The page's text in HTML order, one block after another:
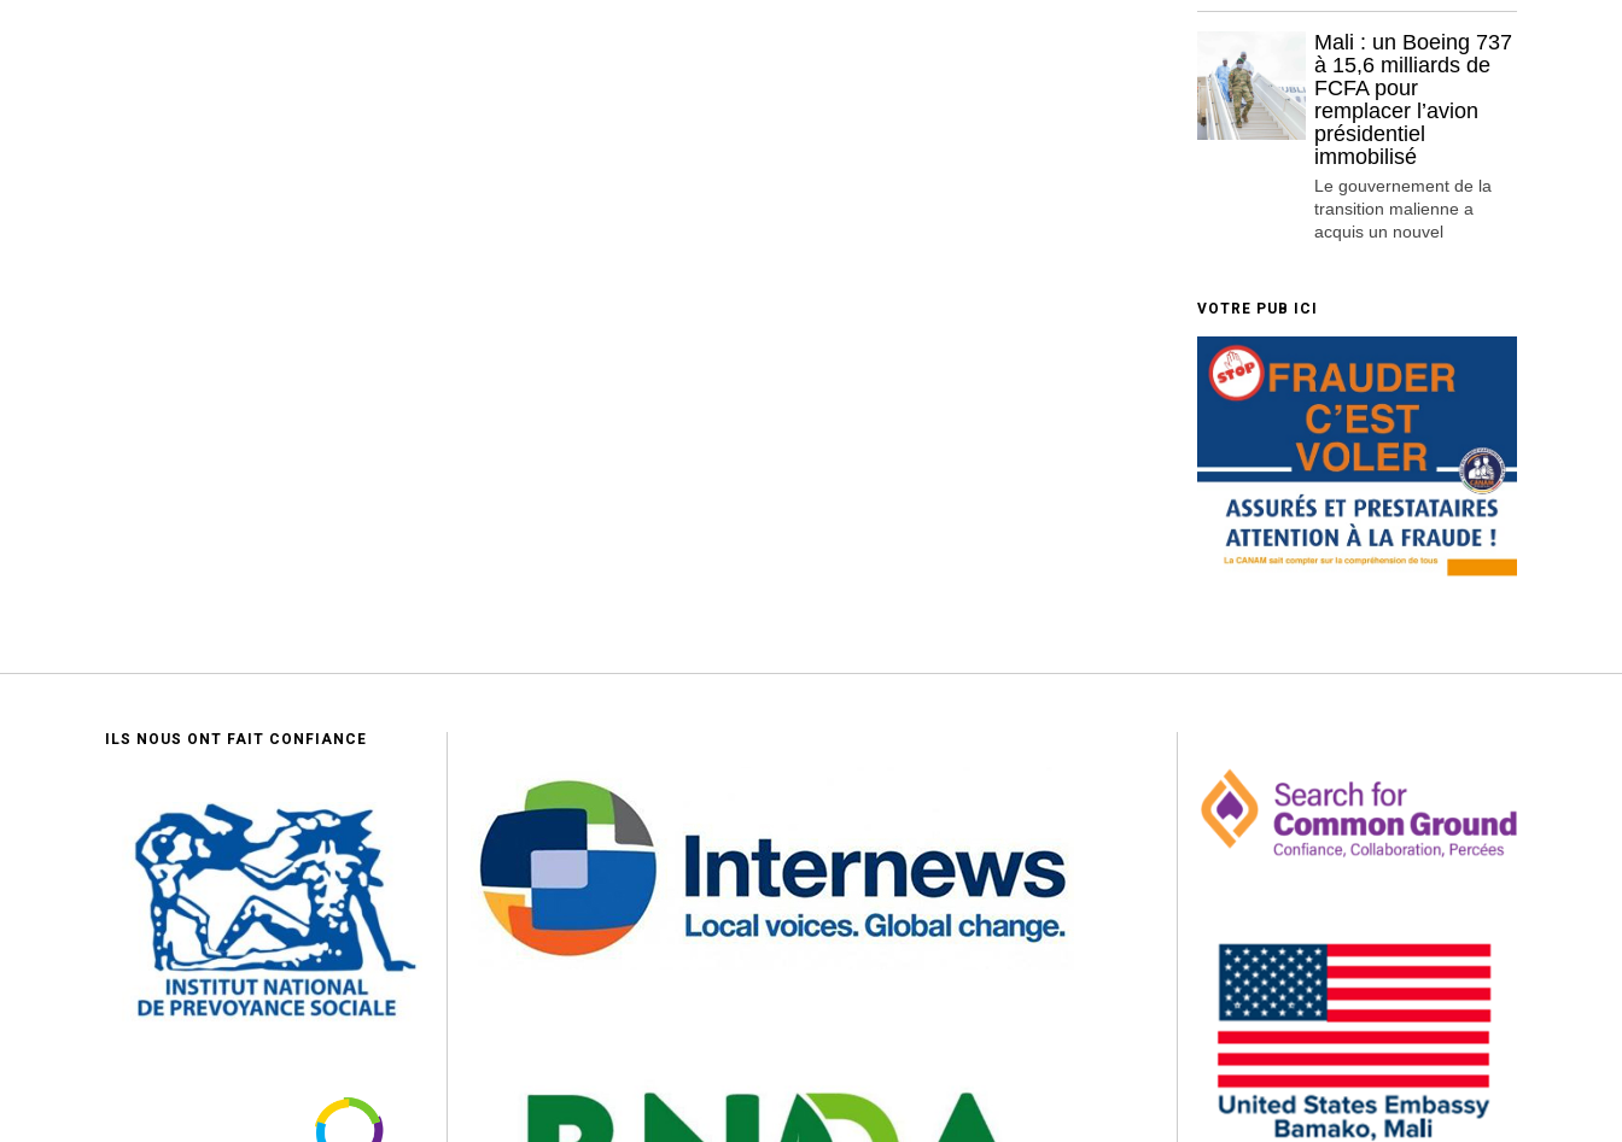
Mali : un Boeing 737
à 15,6 milliards de
FCFA pour
remplacer l’avion
présidentiel
immobilisé
Le gouvernement de la
transition malienne a
acquis un nouvel
VOTRE PUB ICI
ILS NOUS ONT FAIT CONFIANCE